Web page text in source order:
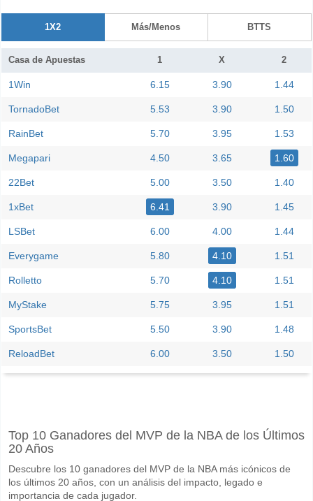
1X2 Más/Menos BTTS
Casa de Apuestas 1 X 2
1Win 6.15 3.90 1.44
TornadoBet 5.53 3.90 1.50
RainBet 5.70 3.95 1.53
Megapari 4.50 3.65 1.60
22Bet 5.00 3.50 1.40
1xBet 6.41 3.90 1.45
LSBet 6.00 4.00 1.44
Everygame 5.80 4.10 1.51
Rolletto 5.70 4.10 1.51
MyStake 5.75 3.95 1.51
SportsBet 5.50 3.90 1.48
ReloadBet 6.00 3.50 1.50
El partido entre Al Salmiyah v Al Kuwait 12 June 2026 18:45.
Al Kuwait para el Ganador del partido, con una probabilidad de 68%
Top 10 Ganadores del MVP de la NBA de los Últimos
20 Años
Descubre los 10 ganadores del MVP de la NBA más icónicos de
los últimos 20 años, con un análisis del impacto, legado e
importancia de cada jugador.